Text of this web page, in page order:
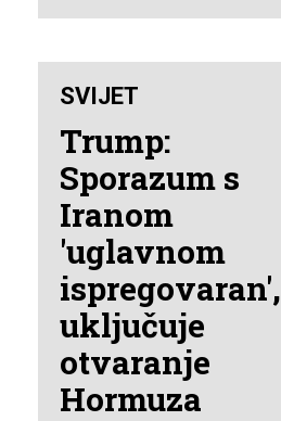
SVIJET
Trump:
Sporazum s
Iranom
'uglavnom
ispregovaran',
uključuje
otvaranje
Hormuza